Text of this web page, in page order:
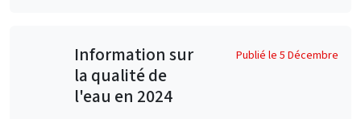
Information sur
la qualité de
l'eau en 2024
Publié le 5 Décembre